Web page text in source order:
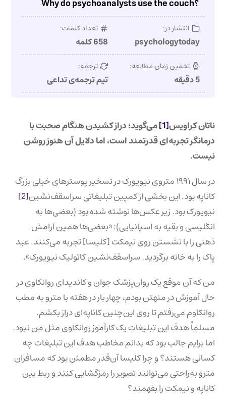
؟Why do psychoanalysts use the couch
انتشار در:
psychologytoday
تعداد کلمات:
658 کلمه
تخمین زمان مطالعه:
5 دقیقه
ترجمه:
تیم ترجمه‌ی تداعی
ناتان کراویس[1] می‌گوید؛ دراز کشیدن هنگام صحبت با
درمانگر تجربه‌ای قدرتمند است، اما دلایل آن هنوز روشن
نیست.
در سال ۱۹۹۱ متروی نیویورک در تسخیر پوسترهای خیلی بزرگ
کاناپه بود. این بخشی از کمپین تبلیغاتی سراسقف‌نشین[2]
نیویورک بود. زیر عکس‌ها نوشته شده بود (بعضی‌ها به
انگلیسی و بقیه به اسپانیایی): «بعضی‌ها همین آرامش
ذهنی را با نشستن روی نیمکت [کلیسا] تجربه می‌کنند. عید
پاک را به خانه برگردید. سراسقف‌نشین کاتولیک نیویورک».
من که آن موقع یک روان‌پزشک جوان و کاندیدای روانکاوی در
حال آموزش در منهتن بودم، چهار بار در هفته با مترو به مطب
روانکاوم می‌رفتم تا روی این‌چنین کاناپه‌ای دراز بکشم.
مسلماً هدف این تبلیغات یک کارآموز روانکاوی مثل من نبود.
اما برایم جالب بود که بدانم مخاطب هدف این تبلیغات چه
کسانی هستند؟ و چرا کلیسا آن‌قدر مطمئن بود که مسافران
مترو به‌راحتی می‌توانند تصویر را رمزگشایی کنند و ربط بین
کاناپه و نیمکت را بفهمند؟